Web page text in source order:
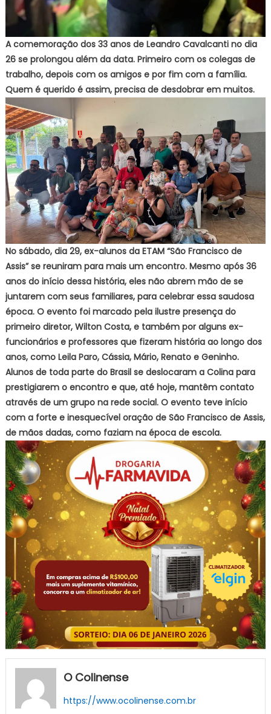
A comemoração dos 33 anos de Leandro Cavalcanti no dia
26 se prolongou além da data. Primeiro com os colegas de
trabalho, depois com os amigos e por fim com a família.
Quem é querido é assim, precisa de desdobrar em muitos.
No sábado, dia 29, ex-alunos da ETAM “São Francisco de
Assis” se reuniram para mais um encontro. Mesmo após 36
anos do início dessa história, eles não abrem mão de se
juntarem com seus familiares, para celebrar essa saudosa
época. O evento foi marcado pela ilustre presença do
primeiro diretor, Wilton Costa, e também por alguns ex-
funcionários e professores que fizeram história ao longo dos
anos, como Leila Paro, Cássia, Mário, Renato e Geninho.
Alunos de toda parte do Brasil se deslocaram a Colina para
prestigiarem o encontro e que, até hoje, mantêm contato
através de um grupo na rede social. O evento teve início
com a forte e inesquecível oração de São Francisco de Assis,
de mãos dadas, como faziam na época de escola.
O Colinense
https://www.ocolinense.com.br